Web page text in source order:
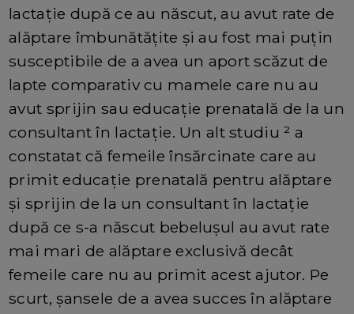
lactație după ce au născut, au avut rate de
alăptare îmbunătățite și au fost mai puțin
susceptibile de a avea un aport scăzut de
lapte comparativ cu mamele care nu au
avut sprijin sau educație prenatală de la un
consultant în lactație. Un alt studiu ² a
constatat că femeile însărcinate care au
primit educație prenatală pentru alăptare
și sprijin de la un consultant în lactație
după ce s-a născut bebelușul au avut rate
mai mari de alăptare exclusivă decât
femeile care nu au primit acest ajutor. Pe
scurt, șansele de a avea succes în alăptare